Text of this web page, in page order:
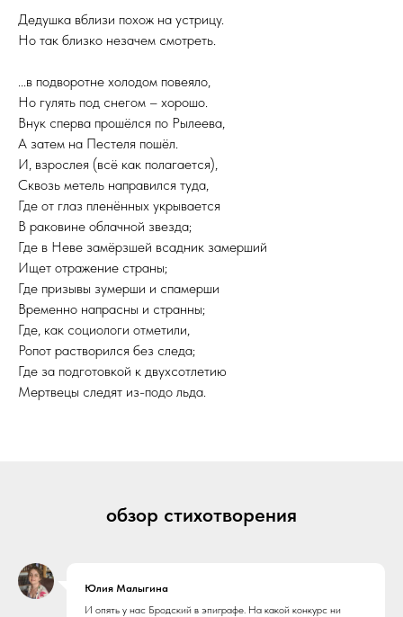
Дедушка вблизи похож на устрицу.
Но так близко незачем смотреть.
...в подворотне холодом повеяло,
Но гулять под снегом – хорошо.
Внук сперва прошёлся по Рылеева,
А затем на Пестеля пошёл.
И, взрослея (всё как полагается),
Сквозь метель направился туда,
Где от глаз пленённых укрывается
В раковине облачной звезда;
Где в Неве замёрзшей всадник замерший
Ищет отражение страны;
Где призывы зумерши и спамерши
Временно напрасны и странны;
Где, как социологи отметили,
Ропот растворился без следа;
Где за подготовкой к двухсотлетию
Мертвецы следят из-подо льда.
обзор стихотворения
Юлия Малыгина
И опять у нас Бродский в эпиграфе. На какой конкурс ни